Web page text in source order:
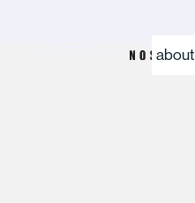
about
unreachables.